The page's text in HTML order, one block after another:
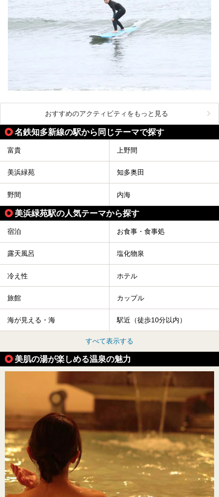
おすすめのアクティビティをもっと見る
名鉄知多新線の駅から同じテーマで探す
富貴 上野間
美浜緑苑 知多奥田
野間 内海
美浜緑苑駅の人気テーマから探す
宿泊 お食事・食事処
露天風呂 塩化物泉
冷え性 ホテル
旅館 カップル
海が見える・海 駅近（徒歩10分以内）
すべて表示する
美肌の湯が楽しめる温泉の魅力